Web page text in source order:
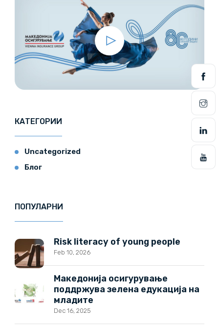
КАТЕГОРИИ
Uncategorized
Блог
ПОПУЛАРНИ
Risk literacy of young people
Feb 10, 2026
Македонија осигурување
поддржува зелена едукација на
младите
Dec 16, 2025